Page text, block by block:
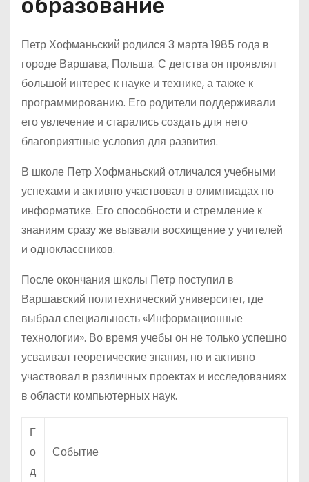
образование
Петр Хофманьский родился 3 марта 1985 года в
городе Варшава, Польша. С детства он проявлял
большой интерес к науке и технике, а также к
программированию. Его родители поддерживали
его увлечение и старались создать для него
благоприятные условия для развития.
В школе Петр Хофманьский отличался учебными
успехами и активно участвовал в олимпиадах по
информатике. Его способности и стремление к
знаниям сразу же вызвали восхищение у учителей
и одноклассников.
После окончания школы Петр поступил в
Варшавский политехнический университет, где
выбрал специальность «Информационные
технологии». Во время учебы он не только успешно
усваивал теоретические знания, но и активно
участвовал в различных проектах и исследованиях
в области компьютерных наук.
Г
о
д
Событие